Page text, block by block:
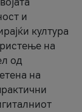
и
култура
на
од
на